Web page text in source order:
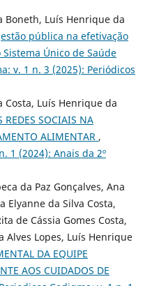
Boneth, Luís Henrique da
pública na efetivação
Único de Saúde
v. 1 n. 3 (2025): Periódicos
Costa, Luís Henrique da
REDES SOCIAIS NA
ALIMENTAR ,
1 (2024): Anais da 2º
da Paz Gonçalves, Ana
Elyanne da Silva Costa,
de Cássia Gomes Costa,
Alves Lopes, Luís Henrique
DA EQUIPE
AOS CUIDADOS DE